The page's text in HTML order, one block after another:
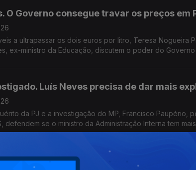
O Governo consegue travar os preços em
a ultrapassar os dois euros por litro, Teresa Nogueira
ex-ministro da Educação, discutem o poder do
Luís Neves precisa de dar mais
da PJ e a investigação do MP, Francisco Paupério,
defendem se o ministro da Administração Interna tem
já é um problema crónico no verão?